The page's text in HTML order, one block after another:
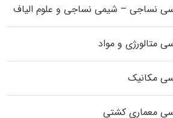
نساجی – شیمی نساجی و علوم الیاف
متالورژی و مواد
مکانیک
معماری کشتی